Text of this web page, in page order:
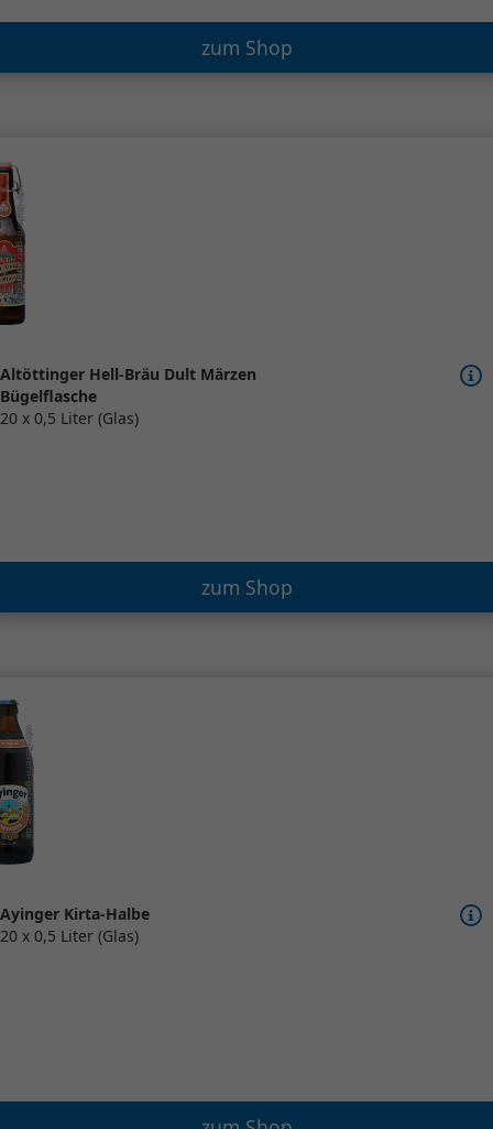
zum Shop
Altöttinger Hell-Bräu Dult Märzen
Bügelflasche
20 x 0,5 Liter (Glas)
zum Shop
Ayinger Kirta-Halbe
20 x 0,5 Liter (Glas)